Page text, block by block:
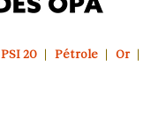
PSI 20 Pétrole
Or